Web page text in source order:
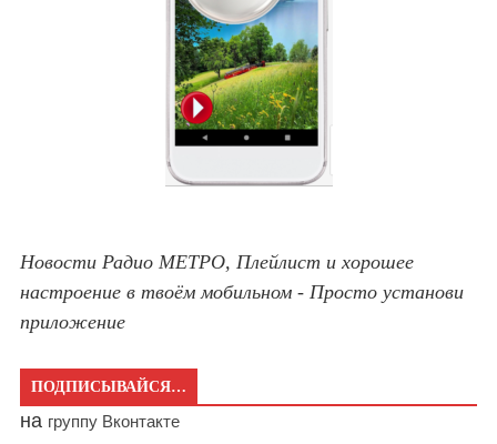
Новости Радио МЕТРО, Плейлист и хорошее
настроение в твоём мобильном - Просто установи
приложение
ПОДПИСЫВАЙСЯ…
на группу Вконтакте